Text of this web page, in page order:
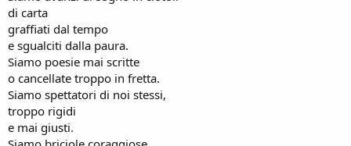
di carta
graffiati dal tempo
e sgualciti dalla paura.
Siamo poesie mai scritte
o cancellate troppo in fretta.
Siamo spettatori di noi stessi,
troppo rigidi
e mai giusti.